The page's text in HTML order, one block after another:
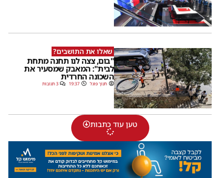
שאלו את התושבים?
"בום, צצה לנו תחנה מתחת
לבית": המאבק שמסעיר את
השכונה החרדית
חנוך פוגל 19:37 3 תגובות
טען עוד כתבות